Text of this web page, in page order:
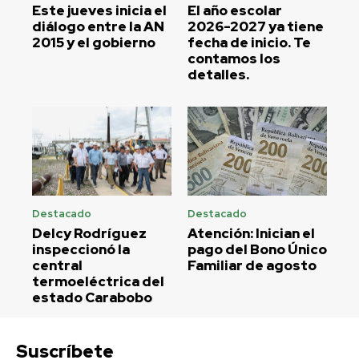
Este jueves inicia el
diálogo entre la AN
2015 y el gobierno
El año escolar
2026-2027 ya tiene
fecha de inicio. Te
contamos los
detalles.
Destacado
Delcy Rodríguez
inspeccionó la
central
termoeléctrica del
estado Carabobo
Destacado
Atención: Inician el
pago del Bono Único
Familiar de agosto
Suscríbete